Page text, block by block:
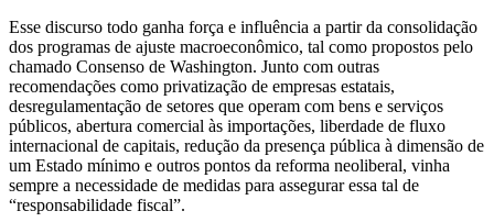
Esse discurso todo ganha força e influência a partir da consolidação
dos programas de ajuste macroeconômico, tal como propostos pelo
chamado Consenso de Washington. Junto com outras
recomendações como privatização de empresas estatais,
desregulamentação de setores que operam com bens e serviços
públicos, abertura comercial às importações, liberdade de fluxo
internacional de capitais, redução da presença pública à dimensão de
um Estado mínimo e outros pontos da reforma neoliberal, vinha
sempre a necessidade de medidas para assegurar essa tal de
“responsabilidade fiscal”.